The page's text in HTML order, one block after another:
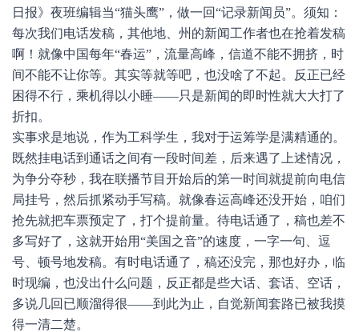
日报》夜班编辑当“猫头鹰”，做一回“记录新闻员”。须知：
每次我们电话发稿，其他地、州的新闻工作者也在抢着发稿
啊！就像中国每年“春运”，流量高峰，信道不能不拥挤，时
间不能不让你等。其实等就等吧，也没啥了不起。反正已经
困得不行，乘机得以小睡——只是新闻的即时性就大大打了
折扣。
实事求是地说，作为工科学生，我对于运筹学是满精通的。
既然挂电话到通话之间有一段时间差，后来遇了上述情况，
为争分夺秒，我在联播节目开始后的第一时间就提前向电信
局挂号，然后抓紧动手写稿。就像春运高峰还没开始，咱们
抢先就把车票预定了，打个提前量。待电话通了，稿也差不
多写好了，这就开始用“美国之音”的速度，一字一句、逗
号、顿号地发稿。有时电话通了，稿还没完，那也好办，临
时现编，也没出什么问题，反正都是些大话、套话、空话，
多说几回已顺溜得很——到此为止，自觉新闻套路已被我摸
得一清二楚。